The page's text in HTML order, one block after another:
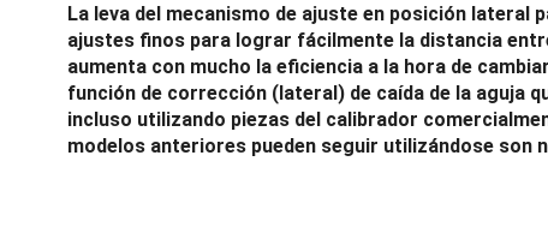
La leva del mecanismo de ajuste en posición
ajustes finos para lograr fácilmente la distancia
aumenta con mucho la eficiencia a la hora de
función de corrección (lateral) de caída de la aguja
incluso utilizando piezas del calibrador
modelos anteriores pueden seguir utilizándose son